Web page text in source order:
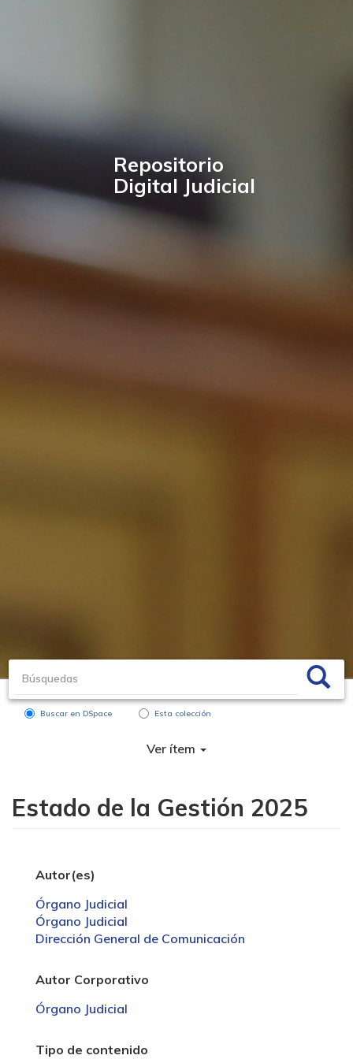
Repositorio
Digital Judicial
Buscar en DSpace Esta colección
Ver ítem
Estado de la Gestión 2025
Autor(es)
Órgano Judicial
Órgano Judicial
Dirección General de Comunicación
Autor Corporativo
Órgano Judicial
Tipo de contenido